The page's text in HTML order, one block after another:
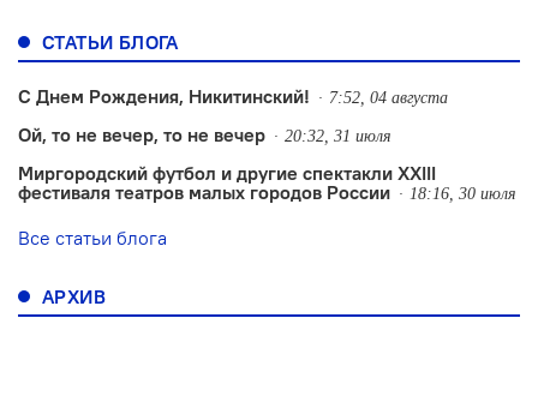
СТАТЬИ БЛОГА
С Днем Рождения, Никитинский! 7:52, 04 августа
Ой, то не вечер, то не вечер 20:32, 31 июля
Миргородский футбол и другие спектакли XXIII
фестиваля театров малых городов России
18:16, 30 июля
Все статьи блога
АРХИВ